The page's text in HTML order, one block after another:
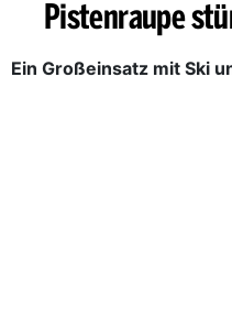
Pistenraupe
Ein Großeinsatz mit Ski